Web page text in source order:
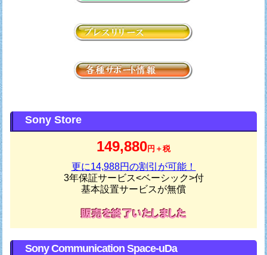
Sony Store
149,880円＋税
更に14,988円の割引が可能！
3年保証サービス<ベーシック>付
基本設置サービスが無償
Sony Communication Space-uDa